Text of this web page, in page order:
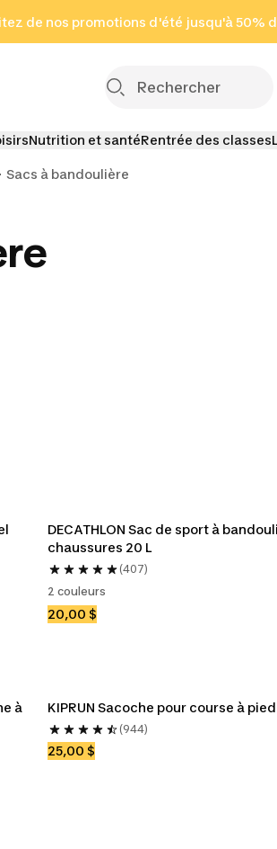
de page
de nos promotions d'été jusqu'à 50%
Nutrition et santéRentrée des classes
Sacs à bandoulière
DECATHLON Sac de sport à
chaussures 20 L
(407)
2 couleurs
20,00 $
à
KIPRUN Sacoche pour course à pied
(944)
25,00 $